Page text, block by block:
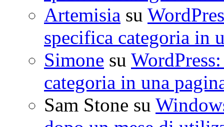
Artemisia su
specifica categoria in
Simone su
categoria in una
Sam Stone su